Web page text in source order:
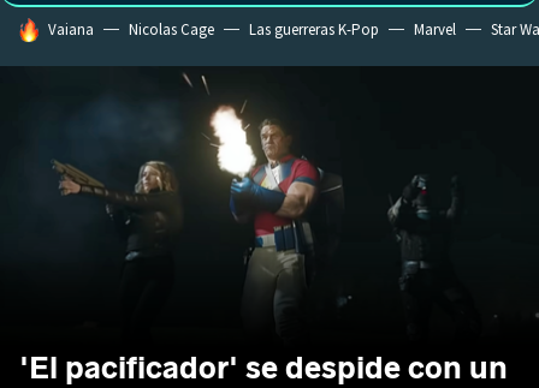
HOY SE HABLA DE
Vaiana Nicolas Cage Las guerreras K-Pop Marvel Star
'El pacificador' se despide con un